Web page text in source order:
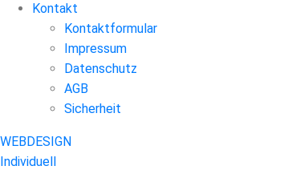
Kontakt
Kontaktformular
Impressum
Datenschutz
AGB
Sicherheit
WEBDESIGN
Individuell